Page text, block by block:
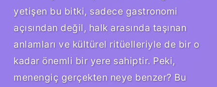
yetişen bu bitki, sadece gastronomi
açısından değil, halk arasında taşınan
anlamları ve kültürel ritüelleriyle de bir o
kadar önemli bir yere sahiptir. Peki,
menengiç gerçekten neye benzer? Bu